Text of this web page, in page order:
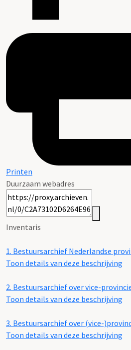
Printen
Duurzaam webadres
Inventaris
1. Bestuursarchief Nederlandse
Toon details van deze beschrijving
2. Bestuursarchief over vice-
Toon details van deze beschrijving
3. Bestuursarchief over (vice-
Toon details van deze beschrijving